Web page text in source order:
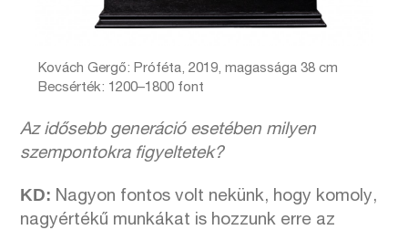
Kovách Gergő: Próféta, 2019, magassága 38 cm
Becsérték: 1200–1800 font
Az idősebb generáció esetében milyen
szempontokra figyeltetek?
KD: Nagyon fontos volt nekünk, hogy komoly,
nagyértékű munkákat is hozzunk erre az